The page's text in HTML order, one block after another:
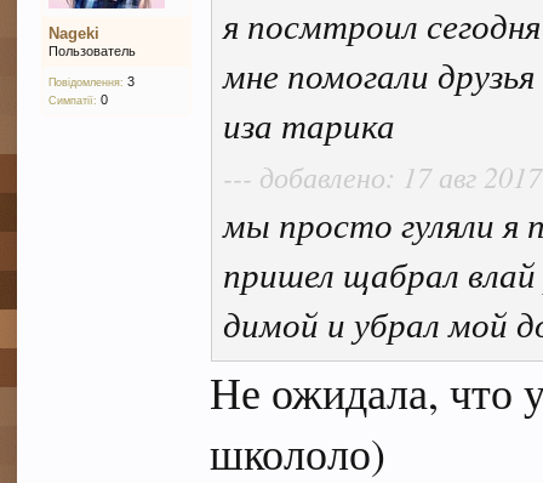
Nageki
Пользователь
Повідомлення: 3
Симпатії: 0
я посмтроил
мне помогали
иза тарика
--- добавлено: 17 авг
мы просто гуляли я
пришел щабрал
димой и убрал мой
Не ожидала, что
школоло)